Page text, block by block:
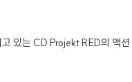
고 있는 CD Projekt RED의